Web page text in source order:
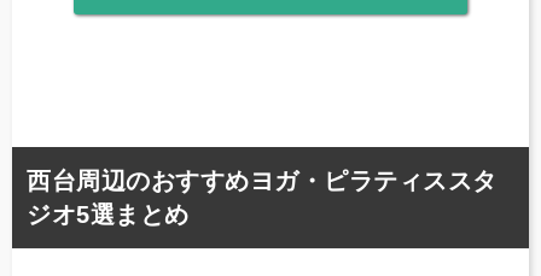
西台周辺のおすすめヨガ・ピラティススタ
ジオ5選まとめ